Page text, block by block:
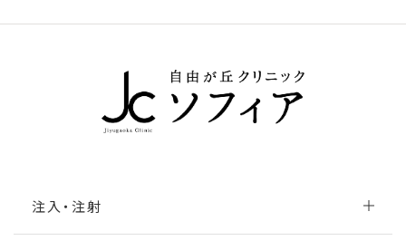
注入・注射